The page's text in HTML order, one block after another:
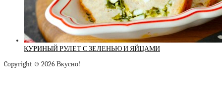
КУРИНЫЙ РУЛЕТ С ЗЕЛЕНЬЮ И ЯЙЦАМИ
Copyright © 2026 Вкусно!